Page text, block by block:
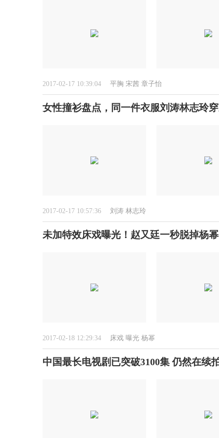
2017-02-17 10:39:04 平胸 宋茜 章子怡
女性撞衫盘点，同一件衣服刘涛林志玲
2017-02-17 10:57:36 刘涛 林志玲
未加特效床戏曝光！赵又廷一秒脱掉杨
2017-02-18 12:29:34 床戏 曝光 杨幂
中国最长电视剧已突破3100集 仍然在续